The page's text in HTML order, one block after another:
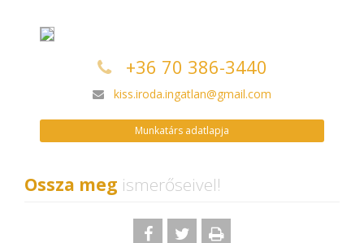
+36 70 386-3440
kiss.iroda.ingatlan@gmail.com
Munkatárs adatlapja
Ossza meg ismerőseivel!